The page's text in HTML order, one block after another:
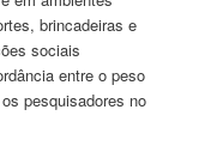
brincadeiras e
sociais
entre o peso
pesquisadores no